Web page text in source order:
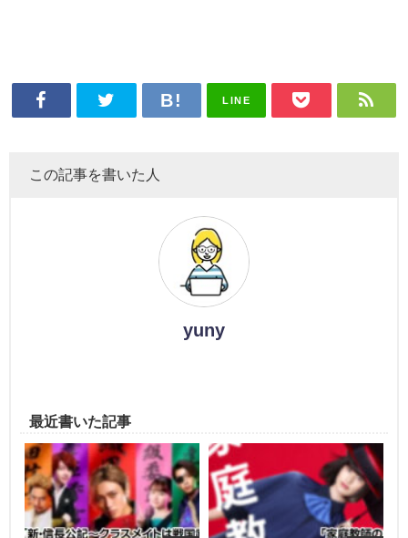
LINE
この記事を書いた人
yuny
最近書いた記事